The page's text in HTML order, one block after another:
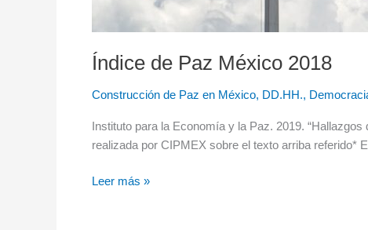
Índice de Paz México 2018
Construcción de Paz en México, DD.HH.,
Instituto para la Economía y la Paz. 2019.
realizada por CIPMEX sobre el texto arriba referido*
Leer más »